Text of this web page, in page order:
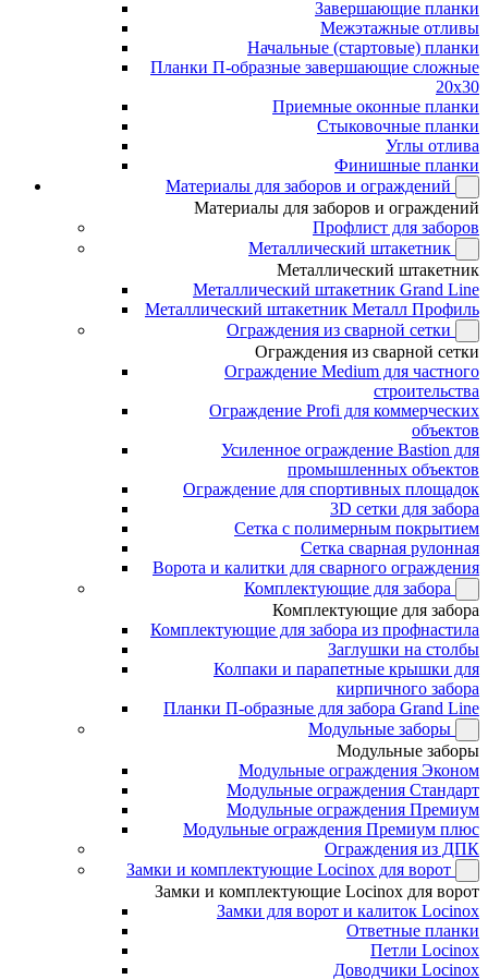
Завершающие планки
Межэтажные отливы
Начальные (стартовые) планки
Планки П-образные завершающие сложные
20x30
Приемные оконные планки
Стыковочные планки
Углы отлива
Финишные планки
Материалы для заборов и ограждений
Материалы для заборов и ограждений
Профлист для заборов
Металлический штакетник
Металлический штакетник
Металлический штакетник Grand Line
Металлический штакетник Металл Профиль
Ограждения из сварной сетки
Ограждения из сварной сетки
Ограждение Medium для частного
строительства
Ограждение Profi для коммерческих
объектов
Усиленное ограждение Bastion для
промышленных объектов
Ограждение для спортивных площадок
3D сетки для забора
Сетка с полимерным покрытием
Сетка сварная рулонная
Ворота и калитки для сварного ограждения
Комплектующие для забора
Комплектующие для забора
Комплектующие для забора из профнастила
Заглушки на столбы
Колпаки и парапетные крышки для
кирпичного забора
Планки П-образные для забора Grand Line
Модульные заборы
Модульные заборы
Модульные ограждения Эконом
Модульные ограждения Стандарт
Модульные ограждения Премиум
Модульные ограждения Премиум плюс
Ограждения из ДПК
Замки и комплектующие Locinox для ворот
Замки и комплектующие Locinox для ворот
Замки для ворот и калиток Locinox
Ответные планки
Петли Locinox
Доводчики Locinox